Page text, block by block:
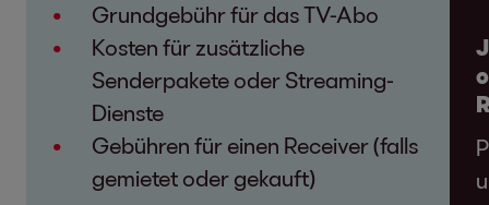
Grundgebühr für das TV-Abo
Kosten für zusätzliche
Senderpakete oder Streaming-
Dienste
Gebühren für einen Receiver (falls
gemietet oder gekauft)